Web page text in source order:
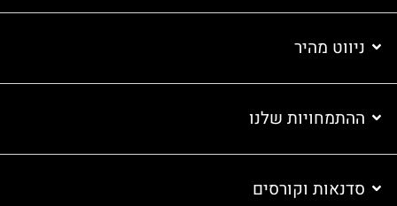
ניווט מהיר
ההתמחויות שלנו
סדנאות וקורסים